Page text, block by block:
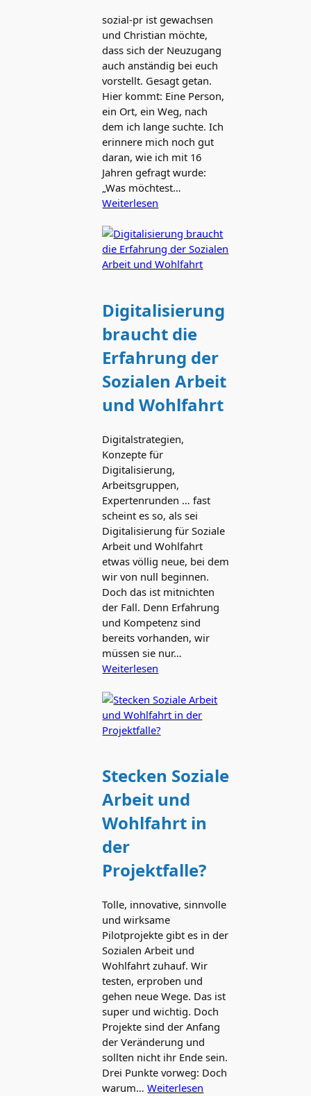
sozial-pr ist gewachsen
und Christian möchte,
dass sich der Neuzugang
auch anständig bei euch
vorstellt. Gesagt getan.
Hier kommt: Eine Person,
ein Ort, ein Weg, nach
dem ich lange suchte. Ich
erinnere mich noch gut
daran, wie ich mit 16
Jahren gefragt wurde:
„Was möchtest…
Weiterlesen
Digitalisierung
braucht die
Erfahrung der
Sozialen Arbeit
und Wohlfahrt
Digitalstrategien,
Konzepte für
Digitalisierung,
Arbeitsgruppen,
Expertenrunden … fast
scheint es so, als sei
Digitalisierung für Soziale
Arbeit und Wohlfahrt
etwas völlig neue, bei dem
wir von null beginnen.
Doch das ist mitnichten
der Fall. Denn Erfahrung
und Kompetenz sind
bereits vorhanden, wir
müssen sie nur…
Weiterlesen
Stecken Soziale
Arbeit und
Wohlfahrt in
der
Projektfalle?
Tolle, innovative, sinnvolle
und wirksame
Pilotprojekte gibt es in der
Sozialen Arbeit und
Wohlfahrt zuhauf. Wir
testen, erproben und
gehen neue Wege. Das ist
super und wichtig. Doch
Projekte sind der Anfang
der Veränderung und
sollten nicht ihr Ende sein.
Drei Punkte vorweg: Doch
warum…Weiterlesen